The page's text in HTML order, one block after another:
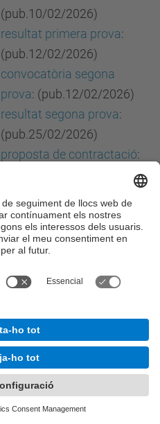
(pub.10/02/2026)
resultat primera prova:
(pub.12/02/2026)
convocatòria segona
prova: (pub.12/02/2026)
resultat segona prova:
(pub.25/02/2026)
proposta de contractació:
27/03/2026
ATP-199,200/729
constitució comissió:
(pub.12/02/2026)
calendari concurs
(pub.12/02/2026)